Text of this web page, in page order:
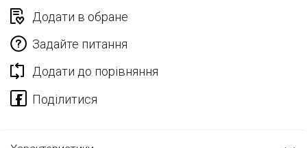
Додати в обране
Задайте питання
Додати до порівняння